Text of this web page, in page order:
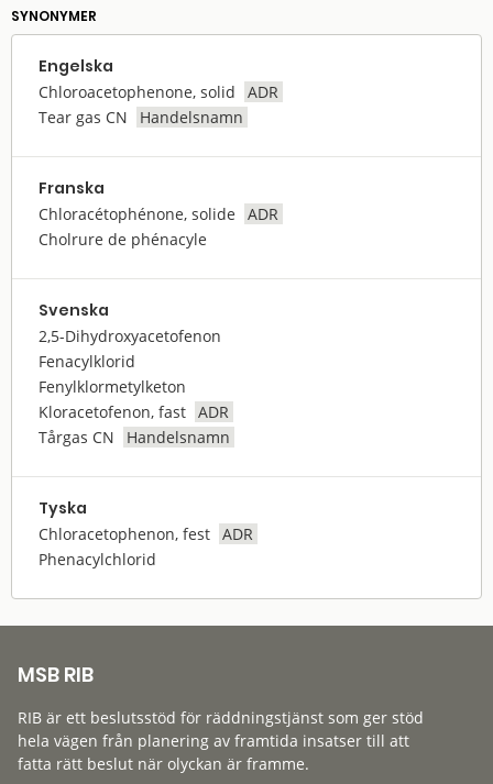
SYNONYMER
Engelska
Chloroacetophenone, solid
ADR
Tear gas CN
Handelsnamn
Franska
Chloracétophénone, solide
ADR
Cholrure de phénacyle
Svenska
2,5-Dihydroxyacetofenon
Fenacylklorid
Fenylklormetylketon
Kloracetofenon, fast ADR
Tårgas CN
Handelsnamn
Tyska
Chloracetophenon, fest ADR
Phenacylchlorid
MSB RIB
RIB är ett beslutsstöd för räddningstjänst som ger stöd
hela vägen från planering av framtida insatser till att
fatta rätt beslut när olyckan är framme.